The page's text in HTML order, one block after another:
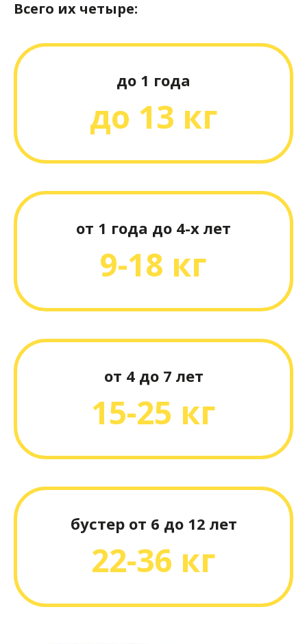
Всего их четыре:
до 1 года
до 13 кг
от 1 года до 4-х лет
9-18 кг
от 4 до 7 лет
15-25 кг
бустер от 6 до 12 лет
22-36 кг
«Моему ребенку
кресле неудобно:
будет